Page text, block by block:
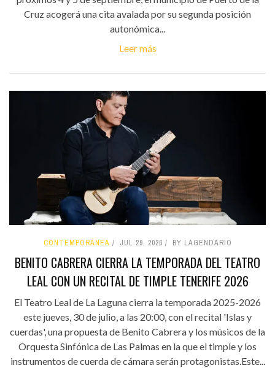
Cruz acogerá una cita avalada por su segunda posición
autonómica...
Leer más
CONTEMPORÁNEA JUL 29, 2026 BY LAGENDARIO
BENITO CABRERA CIERRA LA TEMPORADA DEL TEATRO
LEAL CON UN RECITAL DE TIMPLE TENERIFE 2026
El Teatro Leal de La Laguna cierra la temporada 2025-2026
este jueves, 30 de julio, a las 20:00, con el recital 'Islas y
cuerdas', una propuesta de Benito Cabrera y los músicos de la
Orquesta Sinfónica de Las Palmas en la que el timple y los
instrumentos de cuerda de cámara serán protagonistas.Este...